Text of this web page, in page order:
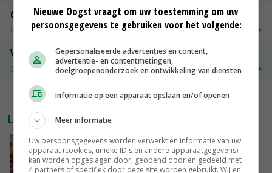
Gerst
Groningen
€ 197,00 € 2,00
Volle melkpoeder
Zuivel NL
€ 345,00 € 20,00
MEER MARKTPRIJZEN
LAATSTE NIEUWS
Oorlogen en El Niño stuwen voedselprijzen op
VANDAAG, 15:04
Nieuwe Oogst vraagt om uw toestemming om uw
persoonsgegevens te gebruiken voor het volgende:
Gepersonaliseerde advertenties en content,
advertentie- en contentmetingen,
doelgroepenonderzoek en ontwikkeling van diensten
Informatie op een apparaat opslaan en/of openen
Meer informatie
Uw persoonsgegevens worden verwerkt en informatie van uw
apparaat (cookies, unieke ID's en andere apparaatgegevens)
kan worden opgeslagen door, geopend door en gedeeld met
4 partners of specifiek door deze site worden gebruikt. Wij en